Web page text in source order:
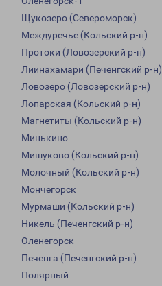
Щукозеро (Североморск)
Междуречье (Кольский р-н)
Протоки (Ловозерский р-н)
Лиинахамари (Печенгский р-н)
Ловозеро (Ловозерский р-н)
Лопарская (Кольский р-н)
Магнетиты (Кольский р-н)
Минькино
Мишуково (Кольский р-н)
Молочный (Кольский р-н)
Мончегорск
Мурмаши (Кольский р-н)
Никель (Печенгский р-н)
Оленегорск
Печенга (Печенгский р-н)
Полярный